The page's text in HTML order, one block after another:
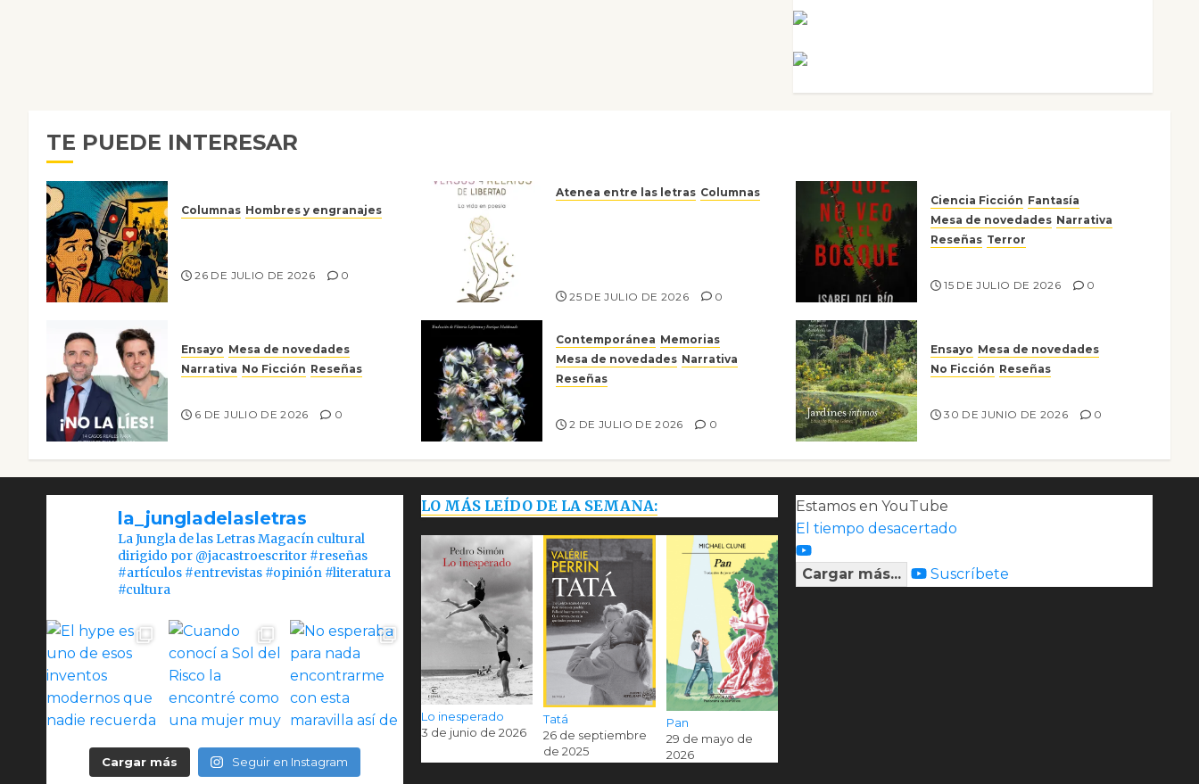
TE PUEDE INTERESAR
Columnas Hombres y engranajes
26 DE JULIO DE 2026 0
Atenea entre las letras Columnas
25 DE JULIO DE 2026 0
Ciencia Ficción Fantasía
Mesa de novedades Narrativa
Reseñas Terror
15 DE JULIO DE 2026 0
Ensayo Mesa de novedades
Narrativa No Ficción Reseñas
6 DE JULIO DE 2026 0
Contemporánea Memorias
Mesa de novedades Narrativa
Reseñas
2 DE JULIO DE 2026 0
Ensayo Mesa de novedades
No Ficción Reseñas
30 DE JUNIO DE 2026 0
la_jungladelasletras
La Jungla de las Letras Magacín cultural
dirigido por @jacastroescritor #reseñas
#artículos #entrevistas #opinión #literatura
#cultura
Cargar más Seguir en Instagram
LO MÁS LEÍDO DE LA SEMANA:
Lo inesperado
3 de junio de 2026
Tatá
26 de septiembre
de 2025
Pan
29 de mayo de
2026
Estamos en YouTube
El tiempo desacertado
Cargar más... Suscríbete